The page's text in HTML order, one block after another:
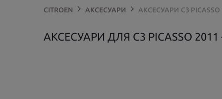
CITROEN АКСЕСУАРИ АКСЕСУАРИ C3 PICASSO
АКСЕСУАРИ ДЛЯ C3 PICASSO 2011